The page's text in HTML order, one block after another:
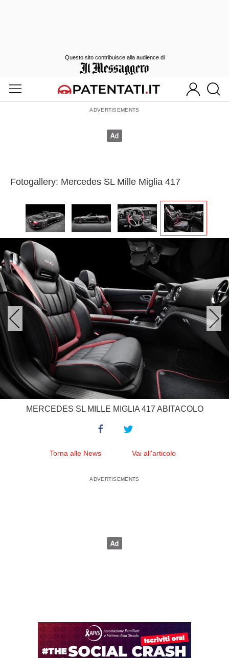
Fotogallery: Mercedes SL Mille Miglia 417
MERCEDES SL MILLE MIGLIA 417 ABITACOLO
Torna alle News Vai all'articolo
Questo sito contribuisce alla audience di